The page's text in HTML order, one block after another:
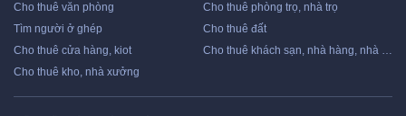
Cho thuê văn phòng
Cho thuê phòng trọ, nhà trọ
Tìm người ở ghép
Cho thuê đất
Cho thuê cửa hàng, kiot
Cho thuê khách sạn, nhà hàng, nhà nghỉ
Cho thuê kho, nhà xưởng